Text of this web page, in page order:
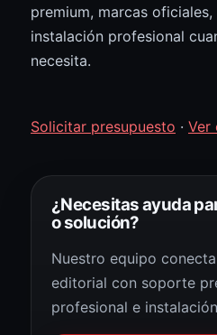
premium, marcas
instalación profesional
necesita.
Solicitar presupuesto · Ver
¿Necesitas ayuda
o solución?
Nuestro equipo
editorial con soporte
profesional e